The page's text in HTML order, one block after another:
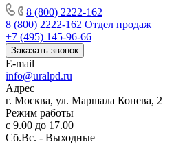
8 (800) 2222-162
8 (800) 2222-162 Отдел продаж
+7 (495) 145-96-66
Заказать звонок
E-mail
info@uralpd.ru
Адрес
г. Москва, ул. Маршала Конева, 2
Режим работы
с 9.00 до 17.00
Сб.Вс. - Выходные